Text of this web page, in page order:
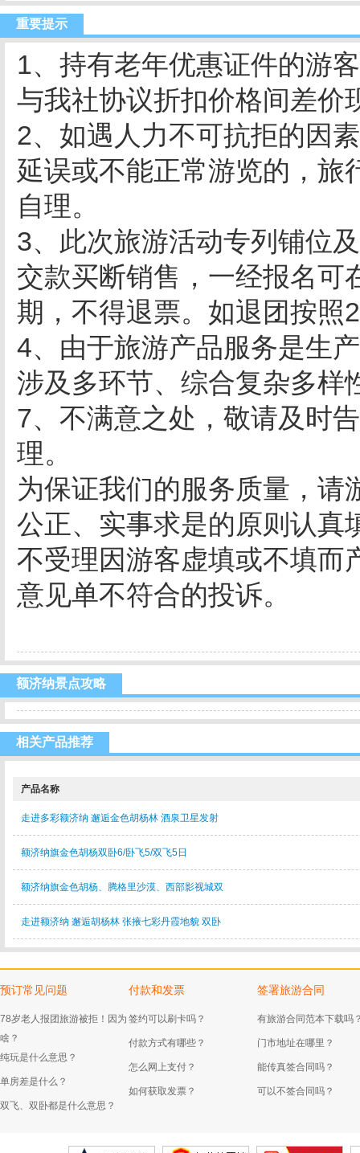
重要提示
1、持有老年优惠证件的游
与我社协议折扣价格间差价
2、如遇人力不可抗拒的因
延误或不能正常游览的，旅
自理。
3、此次旅游活动专列铺位
交款买断销售，一经报名可
期，不得退票。如退团按照
4、由于旅游产品服务是生
涉及多环节、综合复杂多样
7、不满意之处，敬请及时
理。
为保证我们的服务质量，请
公正、实事求是的原则认真
不受理因游客虚填或不填而
意见单不符合的投诉。
额济纳景点攻略
相关产品推荐
产品名称
走进多彩额济纳 邂逅金色胡杨林 酒泉卫星发射
额济纳旗金色胡杨双卧6/卧飞5/双飞5日
额济纳旗金色胡杨、腾格里沙漠、西部影视城双
走进额济纳 邂逅胡杨林 张掖七彩丹霞地貌 双卧
预订常见问题
78岁老人报团旅游被拒！因为
啥？
纯玩是什么意思？
单房差是什么？
双飞、双卧都是什么意思？
付款和发票
签约可以刷卡吗？
付款方式有哪些？
怎么网上支付？
如何获取发票？
签署旅游合同
有旅游合同范本下载吗
门市地址在哪里？
能传真签合同吗？
可以不签合同吗？